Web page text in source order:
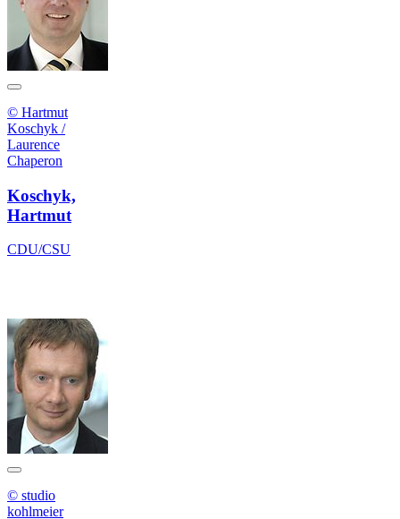
© Hartmut
Koschyk /
Laurence
Chaperon
Koschyk,
Hartmut
CDU/CSU
© studio
kohlmeier